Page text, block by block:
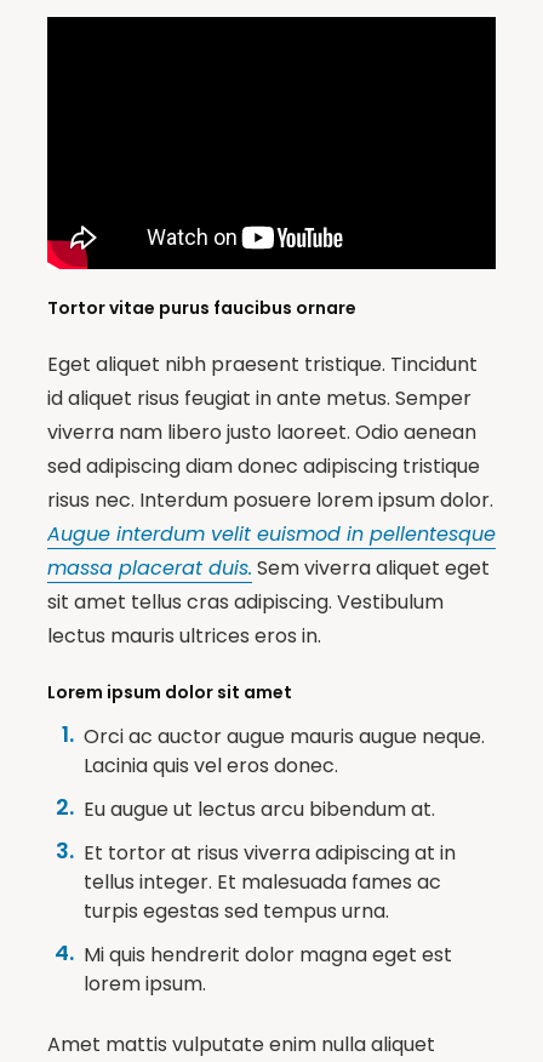
Tortor vitae purus faucibus ornare
Eget aliquet nibh praesent tristique. Tincidunt
id aliquet risus feugiat in ante metus. Semper
viverra nam libero justo laoreet. Odio aenean
sed adipiscing diam donec adipiscing tristique
risus nec. Interdum posuere lorem ipsum dolor.
Augue interdum velit euismod in pellentesque
massa placerat duis. Sem viverra aliquet eget
sit amet tellus cras adipiscing. Vestibulum
lectus mauris ultrices eros in.
Lorem ipsum dolor sit amet
Orci ac auctor augue mauris augue neque.
Lacinia quis vel eros donec.
Eu augue ut lectus arcu bibendum at.
Et tortor at risus viverra adipiscing at in
tellus integer. Et malesuada fames ac
turpis egestas sed tempus urna.
Mi quis hendrerit dolor magna eget est
lorem ipsum.
Amet mattis vulputate enim nulla aliquet